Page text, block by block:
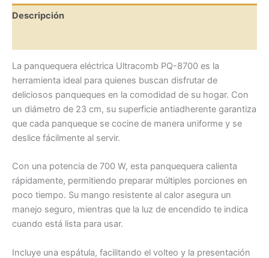
Descripción
La panquequera eléctrica Ultracomb PQ-8700 es la
herramienta ideal para quienes buscan disfrutar de
deliciosos panqueques en la comodidad de su hogar. Con
un diámetro de 23 cm, su superficie antiadherente garantiza
que cada panqueque se cocine de manera uniforme y se
deslice fácilmente al servir.
Con una potencia de 700 W, esta panquequera calienta
rápidamente, permitiendo preparar múltiples porciones en
poco tiempo. Su mango resistente al calor asegura un
manejo seguro, mientras que la luz de encendido te indica
cuando está lista para usar.
Incluye una espátula, facilitando el volteo y la presentación